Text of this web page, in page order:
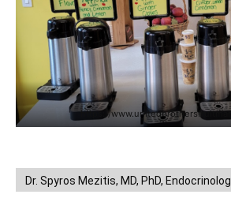
https://
Dr. Spyros Mezitis, MD, PhD,